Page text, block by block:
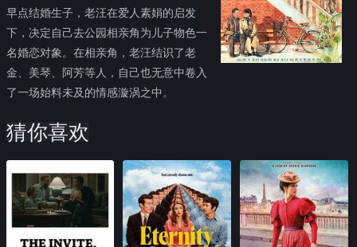
早点结婚生子，老汪在爱人素娟的启发
下，决定自己去公园相亲角为儿子物色一
名婚恋对象。在相亲角，老汪结识了老
金、美琴、阿芳等人，自己也无意中卷入
了一场始料未及的情感漩涡之中。
猜你喜欢